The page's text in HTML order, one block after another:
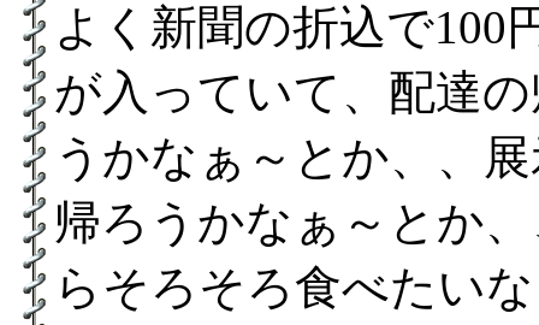
よく新聞の折込で100
が入っていて、配達
うかなぁ～とか、、
帰ろうかなぁ～とか
らそろそろ食べたい